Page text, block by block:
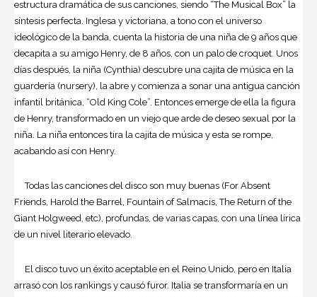
estructura dramática de sus canciones, siendo “The Musical Box” la
síntesis perfecta. Inglesa y victoriana, a tono con el universo
ideológico de la banda, cuenta la historia de una niña de 9 años que
decapita a su amigo Henry, de 8 años, con un palo de croquet. Unos
días después, la niña (Cynthia) descubre una cajita de música en la
guardería (nursery), la abre y comienza a sonar una antigua canción
infantil británica, “Old King Cole”. Entonces emerge de ella la figura
de Henry, transformado en un viejo que arde de deseo sexual por la
niña. La niña entonces tira la cajita de música y esta se rompe,
acabando así con Henry.
Todas las canciones del disco son muy buenas (For Absent
Friends, Harold the Barrel, Fountain of Salmacis, The Return of the
Giant Holgweed, etc), profundas, de varias capas, con una línea lírica
de un nivel literario elevado.
El disco tuvo un éxito aceptable en el Reino Unido, pero en Italia
arrasó con los rankings y causó furor. Italia se transformaría en un